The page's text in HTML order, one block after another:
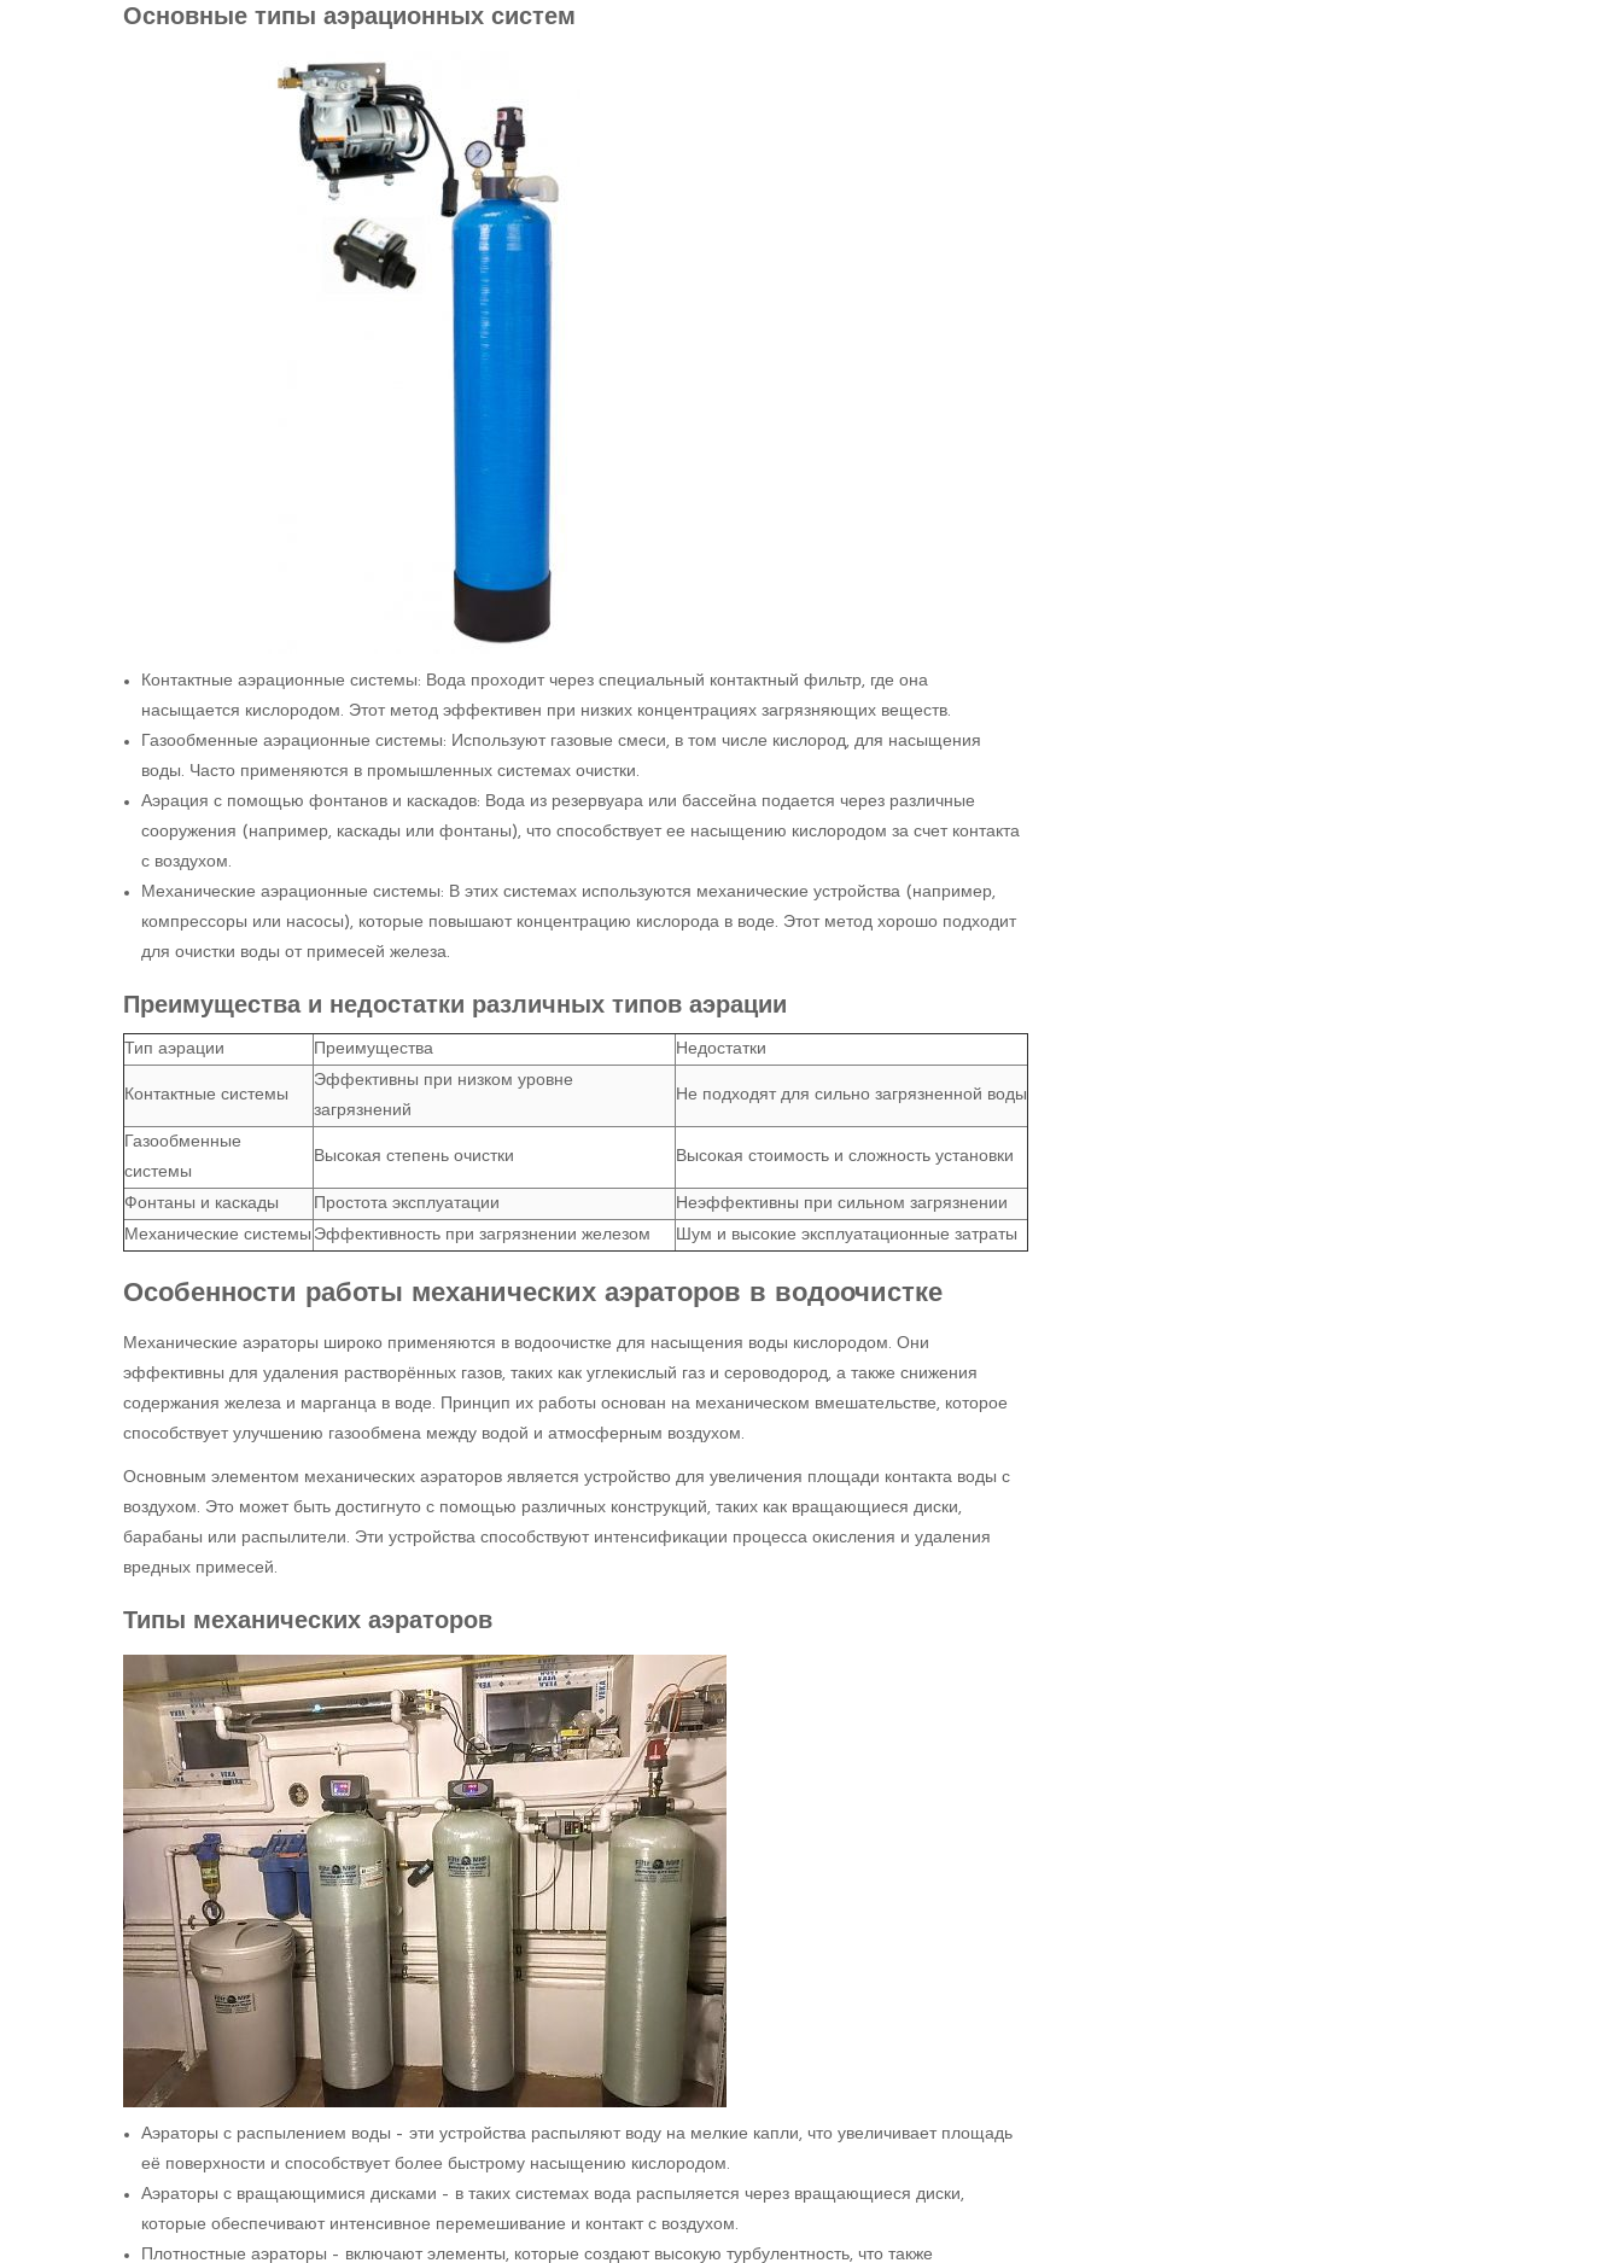
Основные типы аэрационных систем
Контактные аэрационные системы: Вода проходит через специальный контактный фильтр, где она
насыщается кислородом. Этот метод эффективен при низких концентрациях загрязняющих веществ.
Газообменные аэрационные системы: Используют газовые смеси, в том числе кислород, для насыщения
воды. Часто применяются в промышленных системах очистки.
Аэрация с помощью фонтанов и каскадов: Вода из резервуара или бассейна подается через различные
сооружения (например, каскады или фонтаны), что способствует ее насыщению кислородом за счет контакта
с воздухом.
Механические аэрационные системы: В этих системах используются механические устройства (например,
компрессоры или насосы), которые повышают концентрацию кислорода в воде. Этот метод хорошо подходит
для очистки воды от примесей железа.
Преимущества и недостатки различных типов аэрации
Тип аэрации Преимущества Недостатки
Контактные системы
Эффективны при низком уровне
загрязнений
Не подходят для сильно загрязненной воды
Газообменные
системы
Высокая степень очистки Высокая стоимость и сложность установки
Фонтаны и каскады Простота эксплуатации
Неэффективны при сильном загрязнении
Механические системы Эффективность при загрязнении железом Шум и высокие эксплуатационные затраты
Особенности работы механических аэраторов в водоочистке
Механические аэраторы широко применяются в водоочистке для насыщения воды кислородом. Они
эффективны для удаления растворённых газов, таких как углекислый газ и сероводород, а также снижения
содержания железа и марганца в воде. Принцип их работы основан на механическом вмешательстве, которое
способствует улучшению газообмена между водой и атмосферным воздухом.
Основным элементом механических аэраторов является устройство для увеличения площади контакта воды с
воздухом. Это может быть достигнуто с помощью различных конструкций, таких как вращающиеся диски,
барабаны или распылители. Эти устройства способствуют интенсификации процесса окисления и удаления
вредных примесей.
Типы механических аэраторов
Аэраторы с распылением воды – эти устройства распыляют воду на мелкие капли, что увеличивает площадь
её поверхности и способствует более быстрому насыщению кислородом.
Аэраторы с вращающимися дисками – в таких системах вода распыляется через вращающиеся диски,
которые обеспечивают интенсивное перемешивание и контакт с воздухом.
Плотностные аэраторы – включают элементы, которые создают высокую турбулентность, что также